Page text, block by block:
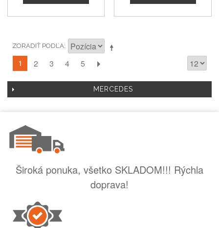
ZORADIŤ PODĽA
1 2 3 4 5
MERCEDES
Široká ponuka, všetko SKLADOM!!! Rýchla
doprava!